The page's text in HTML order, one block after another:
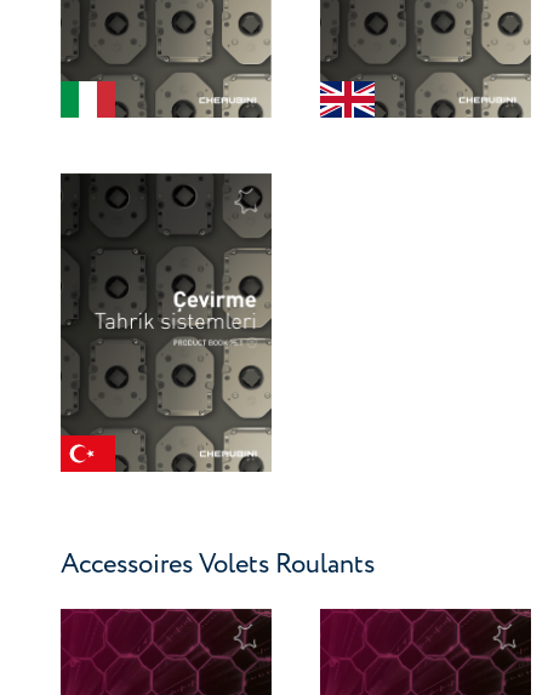
Accessoires Volets Roulants